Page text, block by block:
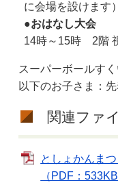
に会場を設けます）
●おはなし大会
14時～15時
2階
スーパーボールす
以下のお子さま：
関連ファ
としょかんま
（PDF：533KB